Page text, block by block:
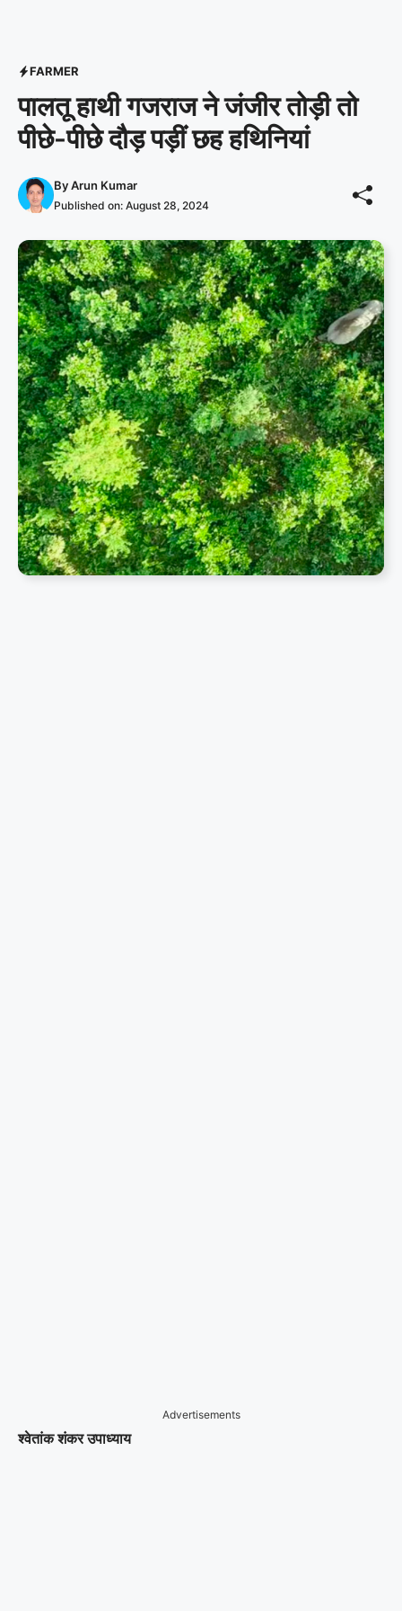
FARMER
पालतू हाथी गजराज ने जंजीर तोड़ी तो
पीछे-पीछे दौड़ पड़ीं छह हथिनियां
ByArun Kumar
Published on: August 28, 2024
Advertisements
श्वेतांक शंकर उपाध्याय